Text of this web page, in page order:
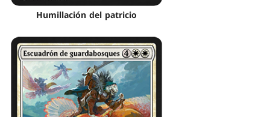
Humillación del patricio